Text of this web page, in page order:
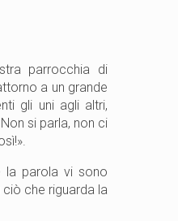
parrocchia di
a un grande
gli uni agli altri,
si parla, non ci
la parola vi sono
che riguarda la